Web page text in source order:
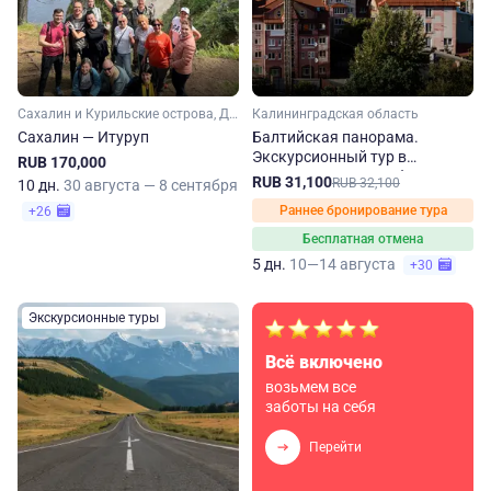
Сахалин и Курильские острова, Дальний Восток
Сахалин — Итуруп
RUB 170,000
10 дн. 30 августа — 8 сентября
+26
Калининградская область
Балтийская панорама.
Экскурсионный тур в
Калининградскую область
RUB 31,100RUB 32,100
Раннее бронирование тура
Бесплатная отмена
5 дн. 10—14 августа +30
Экскурсионные туры
Всё включено
возьмем все
заботы на себя
Перейти